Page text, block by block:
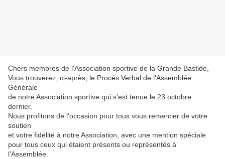
Chers membres de l'Association sportive de la Grande Bastide,
Vous trouverez, ci-après, le Procès Verbal de l'Assemblée
Générale
de notre Association sportive qui s'est tenue le 23 octobre
dernier.
Nous profitons de l'occasion pour tous vous remercier de votre
soutien
et votre fidélité à notre Association, avec une mention spéciale
pour tous ceux qui étaient présents ou représentés à
l'Assemblée.